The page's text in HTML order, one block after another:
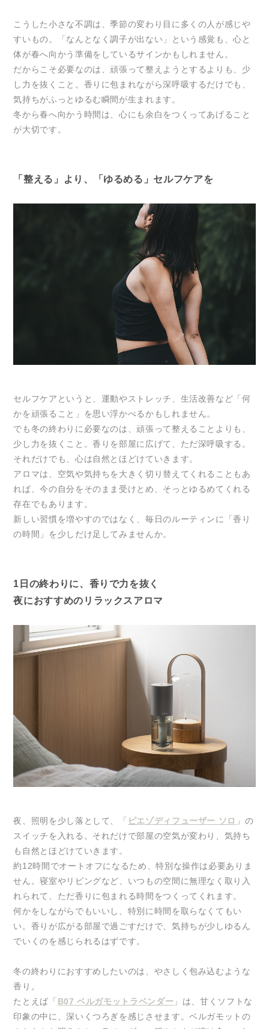
こうした小さな不調は、季節の変わり目に多くの人が感じや
すいもの。「なんとなく調子が出ない」という感覚も、心と
体が春へ向かう準備をしているサインかもしれません。
だからこそ必要なのは、頑張って整えようとするよりも、少
し力を抜くこと。香りに包まれながら深呼吸するだけでも、
気持ちがふっとゆるむ瞬間が生まれます。
冬から春へ向かう時間は、心にも余白をつくってあげること
が大切です。
「整える」より、「ゆるめる」セルフケアを
セルフケアというと、運動やストレッチ、生活改善など「何
かを頑張ること」を思い浮かべるかもしれません。
でも冬の終わりに必要なのは、頑張って整えることよりも、
少し力を抜くこと。香りを部屋に広げて、ただ深呼吸する。
それだけでも、心は自然とほどけていきます。
アロマは、空気や気持ちを大きく切り替えてくれることもあ
れば、今の自分をそのまま受けとめ、そっとゆるめてくれる
存在でもあります。
新しい習慣を増やすのではなく、毎日のルーティンに「香り
の時間」を少しだけ足してみませんか。
1日の終わりに、香りで力を抜く
夜におすすめのリラックスアロマ
夜、照明を少し落として、「 ピエゾディフューザー ソロ 」の
スイッチを入れる。それだけで部屋の空気が変わり、気持ち
も自然とほどけていきます。
約12時間でオートオフになるため、特別な操作は必要ありま
せん。寝室やリビングなど、いつもの空間に無理なく取り入
れられて、ただ香りに包まれる時間をつくってくれます。
何かをしながらでもいいし、特別に時間を取らなくてもい
い。香りが広がる部屋で過ごすだけで、気持ちが少しゆるん
でいくのを感じられるはずです。
冬の終わりにおすすめしたいのは、やさしく包み込むような
香り。
たとえば「 B07 ベルガモットラベンダー 」は、甘くソフトな
印象の中に、深いくつろぎを感じさせます。ベルガモットの